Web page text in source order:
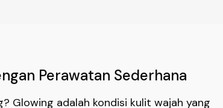
Perawatan Sederhana
Glowing adalah kondisi kulit wajah yang